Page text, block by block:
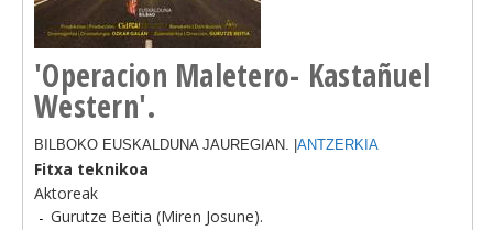
'Operacion Maletero- Kastañuel
Western'.
BILBOKO EUSKALDUNA JAUREGIAN. | ANTZERKIA
Fitxa teknikoa
Aktoreak
Gurutze Beitia (Miren Josune).